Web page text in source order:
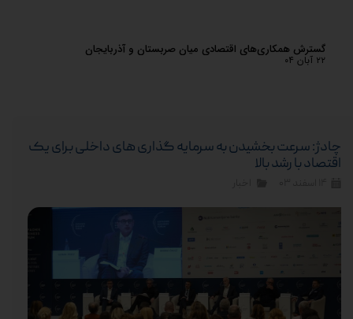
چادژ: سرعت بخشیدن به سرمایه گذاری های داخلی برای یک
اقتصاد با رشد بالا
گسترش همکاری‌های اقتصادی میان صربستان و آذربایجان
۲۲ آبان ۰۴